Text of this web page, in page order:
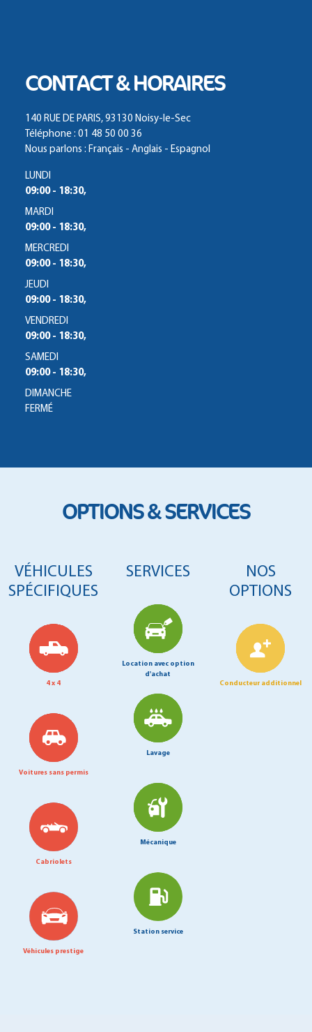
CONTACT & HORAIRES
140 RUE DE PARIS, 93130 Noisy-le-Sec
Téléphone : 01 48 50 00 36
Nous parlons : Français - Anglais - Espagnol
LUNDI
09:00 - 18:30,
MARDI
09:00 - 18:30,
MERCREDI
09:00 - 18:30,
JEUDI
09:00 - 18:30,
VENDREDI
09:00 - 18:30,
SAMEDI
09:00 - 18:30,
DIMANCHE
FERMÉ
OPTIONS & SERVICES
VÉHICULES
SPÉCIFIQUES
4 x 4
Voitures sans permis
Cabriolets
Véhicules prestige
SERVICES
Location avec option
d'achat
Lavage
Mécanique
Station service
NOS
OPTIONS
Conducteur additionnel